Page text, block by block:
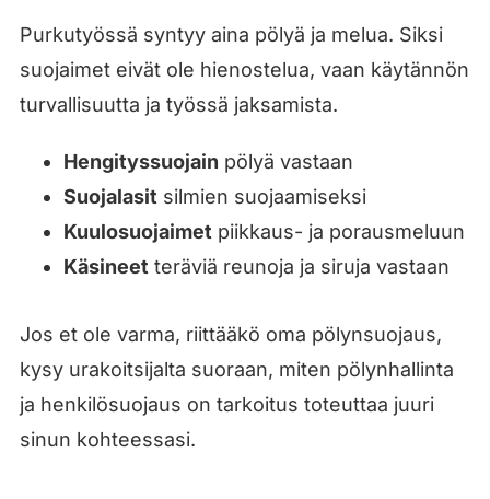
Purkutyössä syntyy aina pölyä ja melua. Siksi
suojaimet eivät ole hienostelua, vaan käytännön
turvallisuutta ja työssä jaksamista.
Hengityssuojain pölyä vastaan
Suojalasit silmien suojaamiseksi
Kuulosuojaimet piikkaus- ja porausmeluun
Käsineet teräviä reunoja ja siruja vastaan
Jos et ole varma, riittääkö oma pölynsuojaus,
kysy urakoitsijalta suoraan, miten pölynhallinta
ja henkilösuojaus on tarkoitus toteuttaa juuri
sinun kohteessasi.